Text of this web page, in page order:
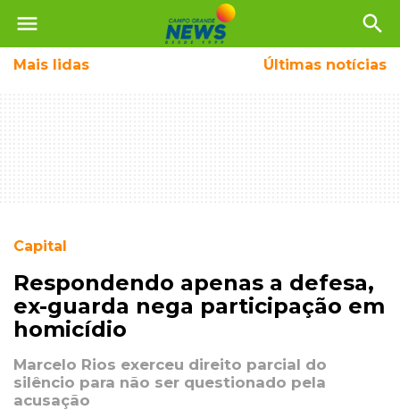
menu search
Mais lidas Últimas notícias
Capital
Respondendo apenas a defesa,
ex-guarda nega participação em
homicídio
Marcelo Rios exerceu direito parcial do
silêncio para não ser questionado pela
acusação